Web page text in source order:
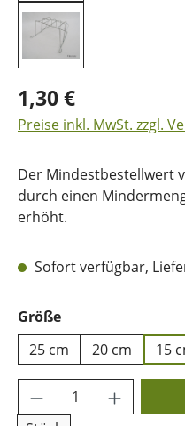
1,30 €
Preise inkl. MwSt. zzgl.
Der Mindestbestellwert
durch einen
erhöht.
Sofort verfügbar,
Größeauswählen
25 cm
20 cm 15
Produkt Anzahl: